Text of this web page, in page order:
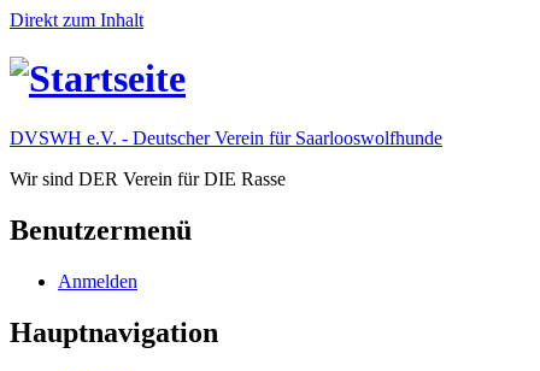
Direkt zum Inhalt
DVSWH e.V. - Deutscher Verein für Saarlooswolfhunde
Wir sind DER Verein für DIE Rasse
Benutzermenü
Anmelden
Hauptnavigation